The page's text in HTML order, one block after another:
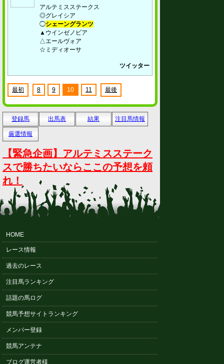
アルテミスステークス
◎グレイシア
◯シェーングランツ
▲ウインゼノビア
△エールヴォア
☆ミディオーサ
ツイッター
最初 8 9 10 11 最後
登録馬 出馬表 結果 注目馬情報
厳選情報
【緊急企画】アルテミスステーク
スで勝ちたいならここの予想を頼
れ！
HOME
レース情報
過去のレース
注目馬ランキング
話題の馬ログ
競馬予想サイトランキング
メンバー登録
競馬アンテナ
ブログ運営者様